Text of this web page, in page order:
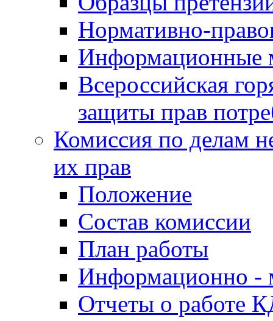
Нормативно-
Информационные
Всероссийская
защиты прав
Комиссия по делам
их прав
Положение
Состав комиссии
План работы
Информационно -
Отчеты о работе